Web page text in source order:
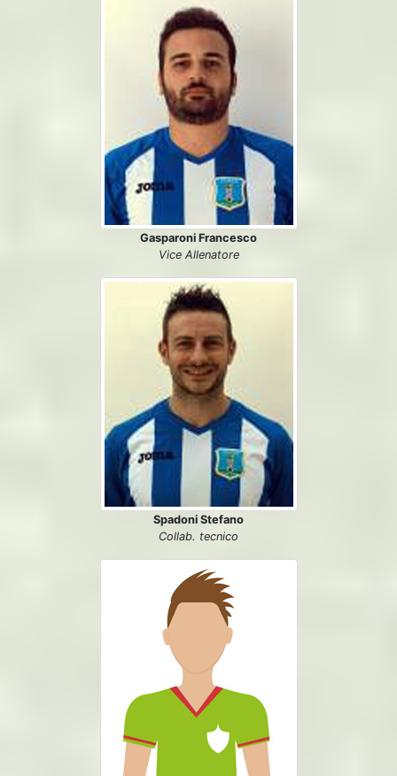
Gasparoni Francesco
Vice Allenatore
Spadoni Stefano
Collab. tecnico